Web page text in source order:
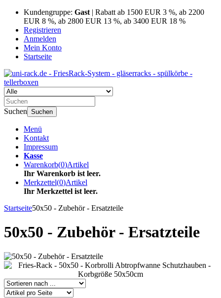
Kundengruppe: Gast | Rabatt ab 1500 EUR 3 %, ab 2200
EUR 8 %, ab 2800 EUR 13 %, ab 3400 EUR 18 %
Registrieren
Anmelden
Mein Konto
Startseite
Suchen Suchen
Menü
Kontakt
Impressum
Kasse
Warenkorb(0)Artikel
Ihr Warenkorb ist leer.
Merkzettel(0)Artikel
Ihr Merkzettel ist leer.
Startseite50x50 - Zubehör - Ersatzteile
50x50 - Zubehör - Ersatzteile